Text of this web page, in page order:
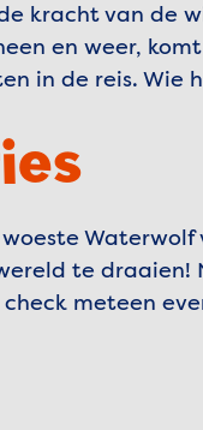
kracht van de
en weer,
in de reis. Wie
te draaien!
meteen